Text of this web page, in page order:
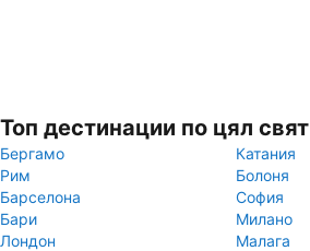
Топ дестинации по цял свят
Бергамо
Катания
Рим
Болоня
Барселона
София
Бари
Милано
Лондон
Малага